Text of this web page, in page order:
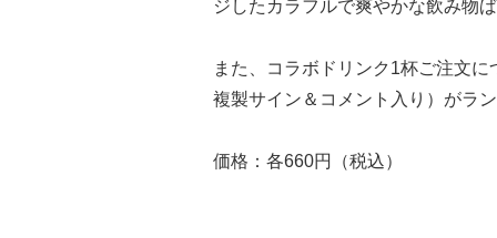
ジしたカラフルで爽やかな飲み物
また、コラボドリンク1杯ご注文
複製サイン＆コメント入り）がラ
価格：各660円（税込）